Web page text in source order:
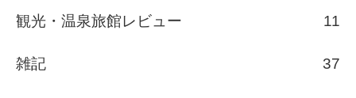
観光・温泉旅館レビュー 11
雑記 37